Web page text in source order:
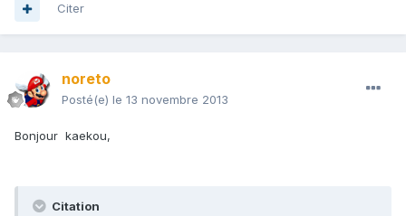
Citer
noreto
Posté(e) le 13 novembre 2013
Bonjour kaekou,
Citation